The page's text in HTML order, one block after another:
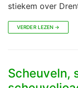
stiekem over
VERDER LEZEN →
Scheuveln,